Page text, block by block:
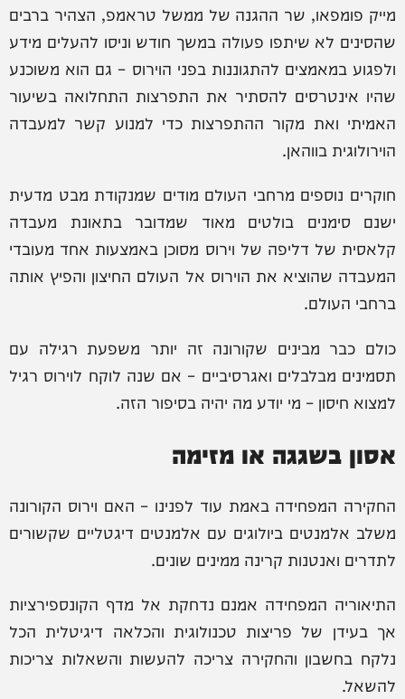
מייק פומפאו, שר ההגנה של ממשל טראמפ, הצהיר ברבים
שהסינים לא שיתפו פעולה במשך חודש וניסו להעלים מידע
ולפגוע במאמצים להתגוננות בפני הוירוס – גם הוא משוכנע
שהיו אינטרסים להסתיר את התפרצות התחלואה בשיעור
האמיתי ואת מקור ההתפרצות כדי למנוע קשר למעבדה
הוירולוגית בווהאן.
חוקרים נוספים מרחבי העולם מודים שמנקודת מבט מדעית
ישנם סימנים בולטים מאוד שמדובר בתאונת מעבדה
קלאסית של דליפה של וירוס מסוכן באמצעות אחד מעובדי
המעבדה שהוציא את הוירוס אל העולם החיצון והפיץ אותה
ברחבי העולם.
כולם כבר מבינים שקורונה זה יותר משפעת רגילה עם
תסמינים מבלבלים ואגרסיביים – אם שנה לוקח לוירוס רגיל
למצוא חיסון – מי יודע מה יהיה בסיפור הזה.
אסון בשגגה או מזימה
החקירה המפחידה באמת עוד לפנינו – האם וירוס הקורונה
משלב אלמנטים ביולוגים עם אלמנטים דיגטליים שקשורים
לתדרים ואנטנות קרינה ממינים שונים.
התיאוריה המפחידה אמנם נדחקת אל מדף הקונספירציות
אך בעידן של פריצות טכנולוגית והכלאה דיגיטלית הכל
נלקח בחשבון והחקירה צריכה להעשות והשאלות צריכות
להשאל.